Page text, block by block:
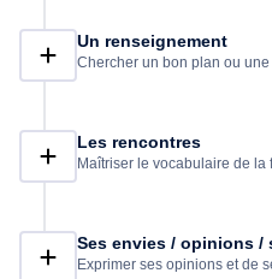
Un renseignement
Chercher un bon plan ou
Les rencontres
Maîtriser le vocabulaire de
Ses envies / opinions /
Exprimer ses opinions et de